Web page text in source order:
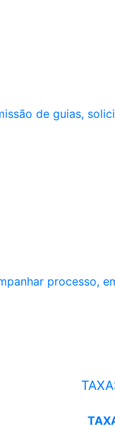
de guias,
processo,